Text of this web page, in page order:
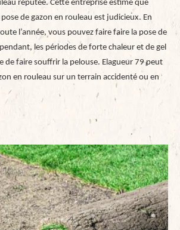
réputée. Cette entreprise estime que
de gazon en rouleau est judicieux. En
l’année, vous pouvez faire faire la pose de
les périodes de forte chaleur et de gel
de faire souffrir la pelouse. Elagueur 79 peut
en rouleau sur un terrain accidenté ou en